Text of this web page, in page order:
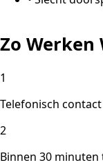
Zo Werken
1
Telefonisch
2
Binnen 30 minuten